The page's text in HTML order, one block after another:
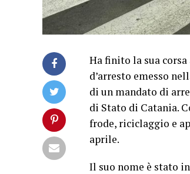
Ha finito la sua
d’arresto emesso
di un mandato di
di Stato di Catania.
frode, riciclaggio e
aprile.
Il suo nome è stato